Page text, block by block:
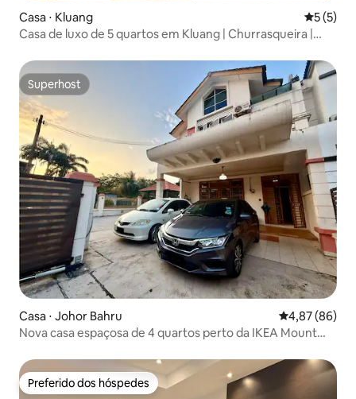
Casa ⋅ Kluang 5 de
5 (5)
Casa de luxo de 5 quartos em Kluang | Churrasqueira |
Superhost
Superhost
Casa ⋅ Johor Bahru 4,87 de uma
4,87 (86)
Nova casa espaçosa de 4 quartos perto da IKEA Mount
Preferido dos hóspedes
Preferido dos hóspedes